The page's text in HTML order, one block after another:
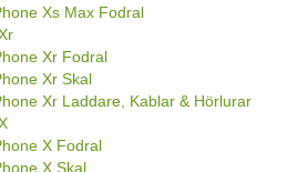
Xs Max Fodral
Xr Fodral
Xr Skal
Xr Laddare, Kablar & Hörlurar
X Fodral
X Skal